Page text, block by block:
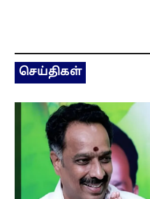
செய்திகள்